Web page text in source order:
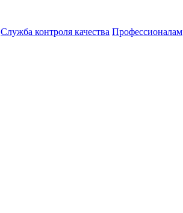
Служба контроля качества Профессионалам